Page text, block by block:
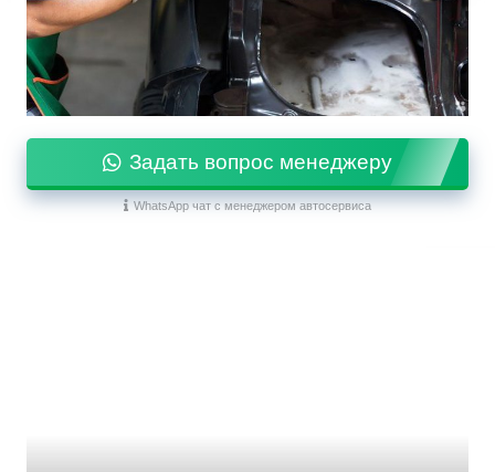
Задать вопрос менеджеру
WhatsApp чат с менеджером автосервиса